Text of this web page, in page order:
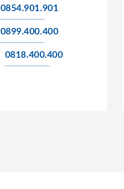
0854.901.901
0899.400.400
0818.400.400